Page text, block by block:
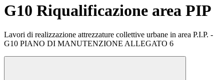
G10 Riqualificazione area PIP
Lavori di realizzazione attrezzature collettive urbane in area P.I.P. -
G10 PIANO DI MANUTENZIONE ALLEGATO 6